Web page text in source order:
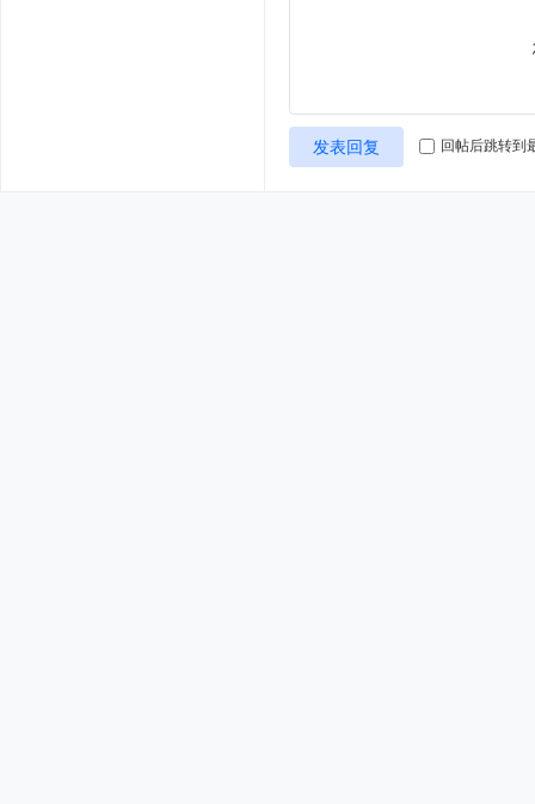
发表回复 回帖后跳转到